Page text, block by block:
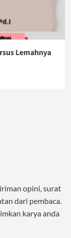
Lemahnya
opini, surat
dari pembaca.
karya anda